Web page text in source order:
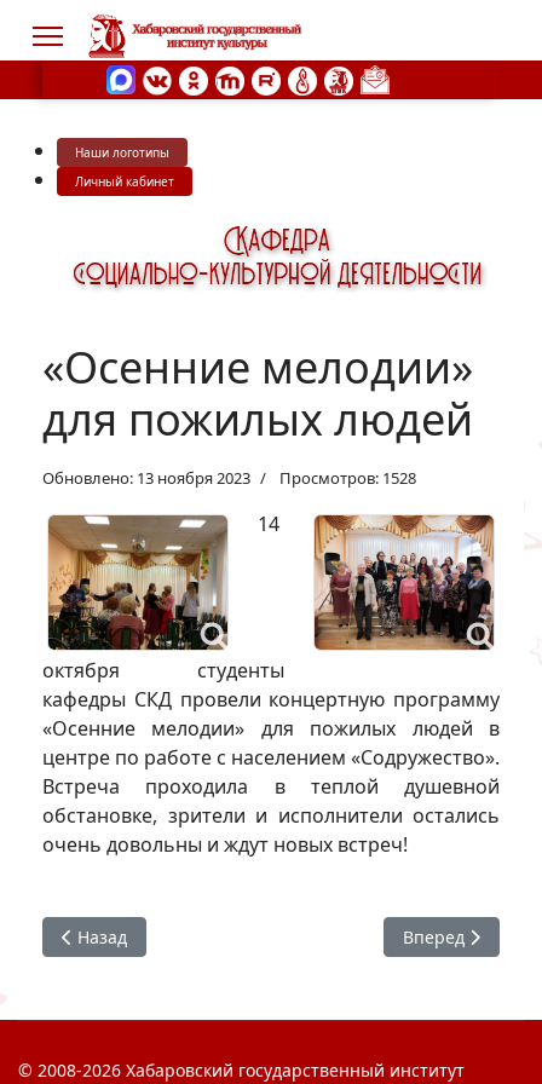
Наши логотипы
Личный кабинет
«Осенние мелодии»
для пожилых людей
Обновлено: 13 ноября 2023 Просмотров: 1528
14
октября студенты
кафедры СКД провели концертную программу
«Осенние мелодии» для пожилых людей в
центре по работе с населением «Содружество».
Встреча проходила в теплой душевной
обстановке, зрители и исполнители остались
очень довольны и ждут новых встреч!
Предыдущий: Дебаты Стенка в ХКДБ им Н. Д.
Назад Следующий:
Вперед
© 2008-2026 Хабаровский государственный институт